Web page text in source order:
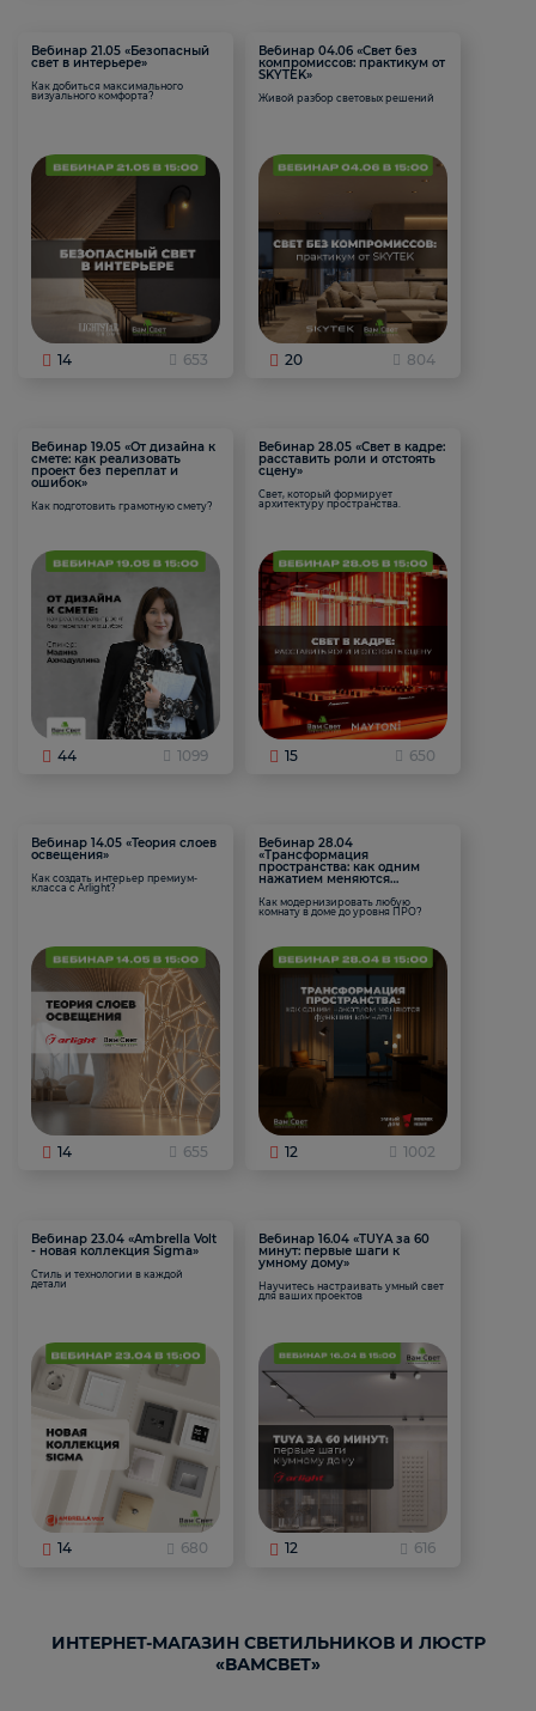
Вебинар 21.05 «Безопасный
свет в интерьере»
Как добиться максимального
визуального комфорта?
14 653
Вебинар 04.06 «Свет без
компромиссов: практикум от
SKYTEK»
Живой разбор световых решений
20 804
Вебинар 19.05 «От дизайна к
смете: как реализовать
проект без переплат и
ошибок»
Как подготовить грамотную смету?
44 1099
Вебинар 28.05 «Свет в кадре:
расставить роли и отстоять
сцену»
Свет, который формирует
архитектуру пространства.
15 650
Вебинар 14.05 «Теория слоев
освещения»
Как создать интерьер премиум-
класса с Arlight?
14 655
Вебинар 28.04
«Трансформация
пространства: как одним
нажатием меняются
Как модернизировать любую
комнату в доме до уровня ПРО?
12 1002
Вебинар 23.04 «Ambrella Volt
- новая коллекция Sigma»
Стиль и технологии в каждой
детали
14 680
Вебинар 16.04 «TUYA за 60
минут: первые шаги к
умному дому»
Научитесь настраивать умный свет
для ваших проектов
12 616
ИНТЕРНЕТ-МАГАЗИН СВЕТИЛЬНИКОВ И ЛЮСТР
«ВАМСВЕТ»